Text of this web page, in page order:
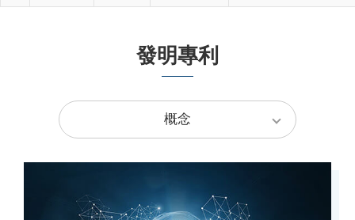
發明專利
概念